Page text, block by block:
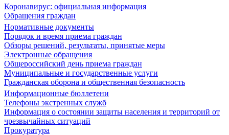
Коронавирус: официальная информация
Обращения граждан
Нормативные документы
Порядок и время приема граждан
Обзоры решений, результаты, принятые меры
Электронные обращения
Общероссийский день приема граждан
Муниципальные и государственные услуги
Гражданская оборона и общественная безопасность
Информационные бюллетени
Телефоны экстренных служб
Информация о состоянии защиты населения и территорий от
чрезвычайных ситуаций
Прокуратура